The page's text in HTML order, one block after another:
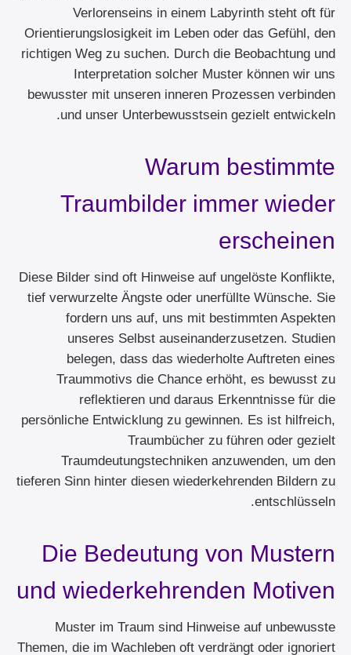
Verlorenseins in einem Labyrinth steht oft für
Orientierungslosigkeit im Leben oder das Gefühl, den
richtigen Weg zu suchen. Durch die Beobachtung und
Interpretation solcher Muster können wir uns
bewusster mit unseren inneren Prozessen verbinden
und unser Unterbewusstsein gezielt entwickeln.
Warum bestimmte
Traumbilder immer wieder
erscheinen
Diese Bilder sind oft Hinweise auf ungelöste Konflikte,
tief verwurzelte Ängste oder unerfüllte Wünsche. Sie
fordern uns auf, uns mit bestimmten Aspekten
unseres Selbst auseinanderzusetzen. Studien
belegen, dass das wiederholte Auftreten eines
Traummotivs die Chance erhöht, es bewusst zu
reflektieren und daraus Erkenntnisse für die
persönliche Entwicklung zu gewinnen. Es ist hilfreich,
Traumbücher zu führen oder gezielt
Traumdeutungstechniken anzuwenden, um den
tieferen Sinn hinter diesen wiederkehrenden Bildern zu
entschlüsseln.
Die Bedeutung von Mustern
und wiederkehrenden Motiven
Muster im Traum sind Hinweise auf unbewusste
Themen, die im Wachleben oft verdrängt oder ignoriert